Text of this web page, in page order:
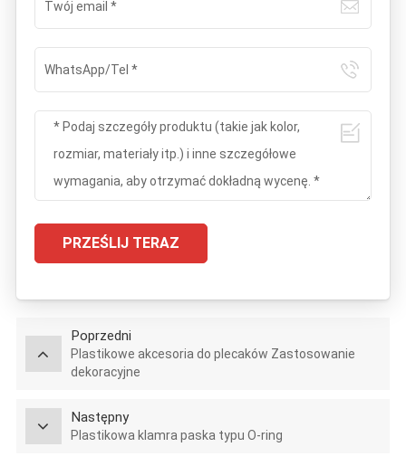
PRZEŚLIJ TERAZ
Poprzedni
Plastikowe akcesoria do plecaków Zastosowanie
dekoracyjne
Następny
Plastikowa klamra paska typu O-ring